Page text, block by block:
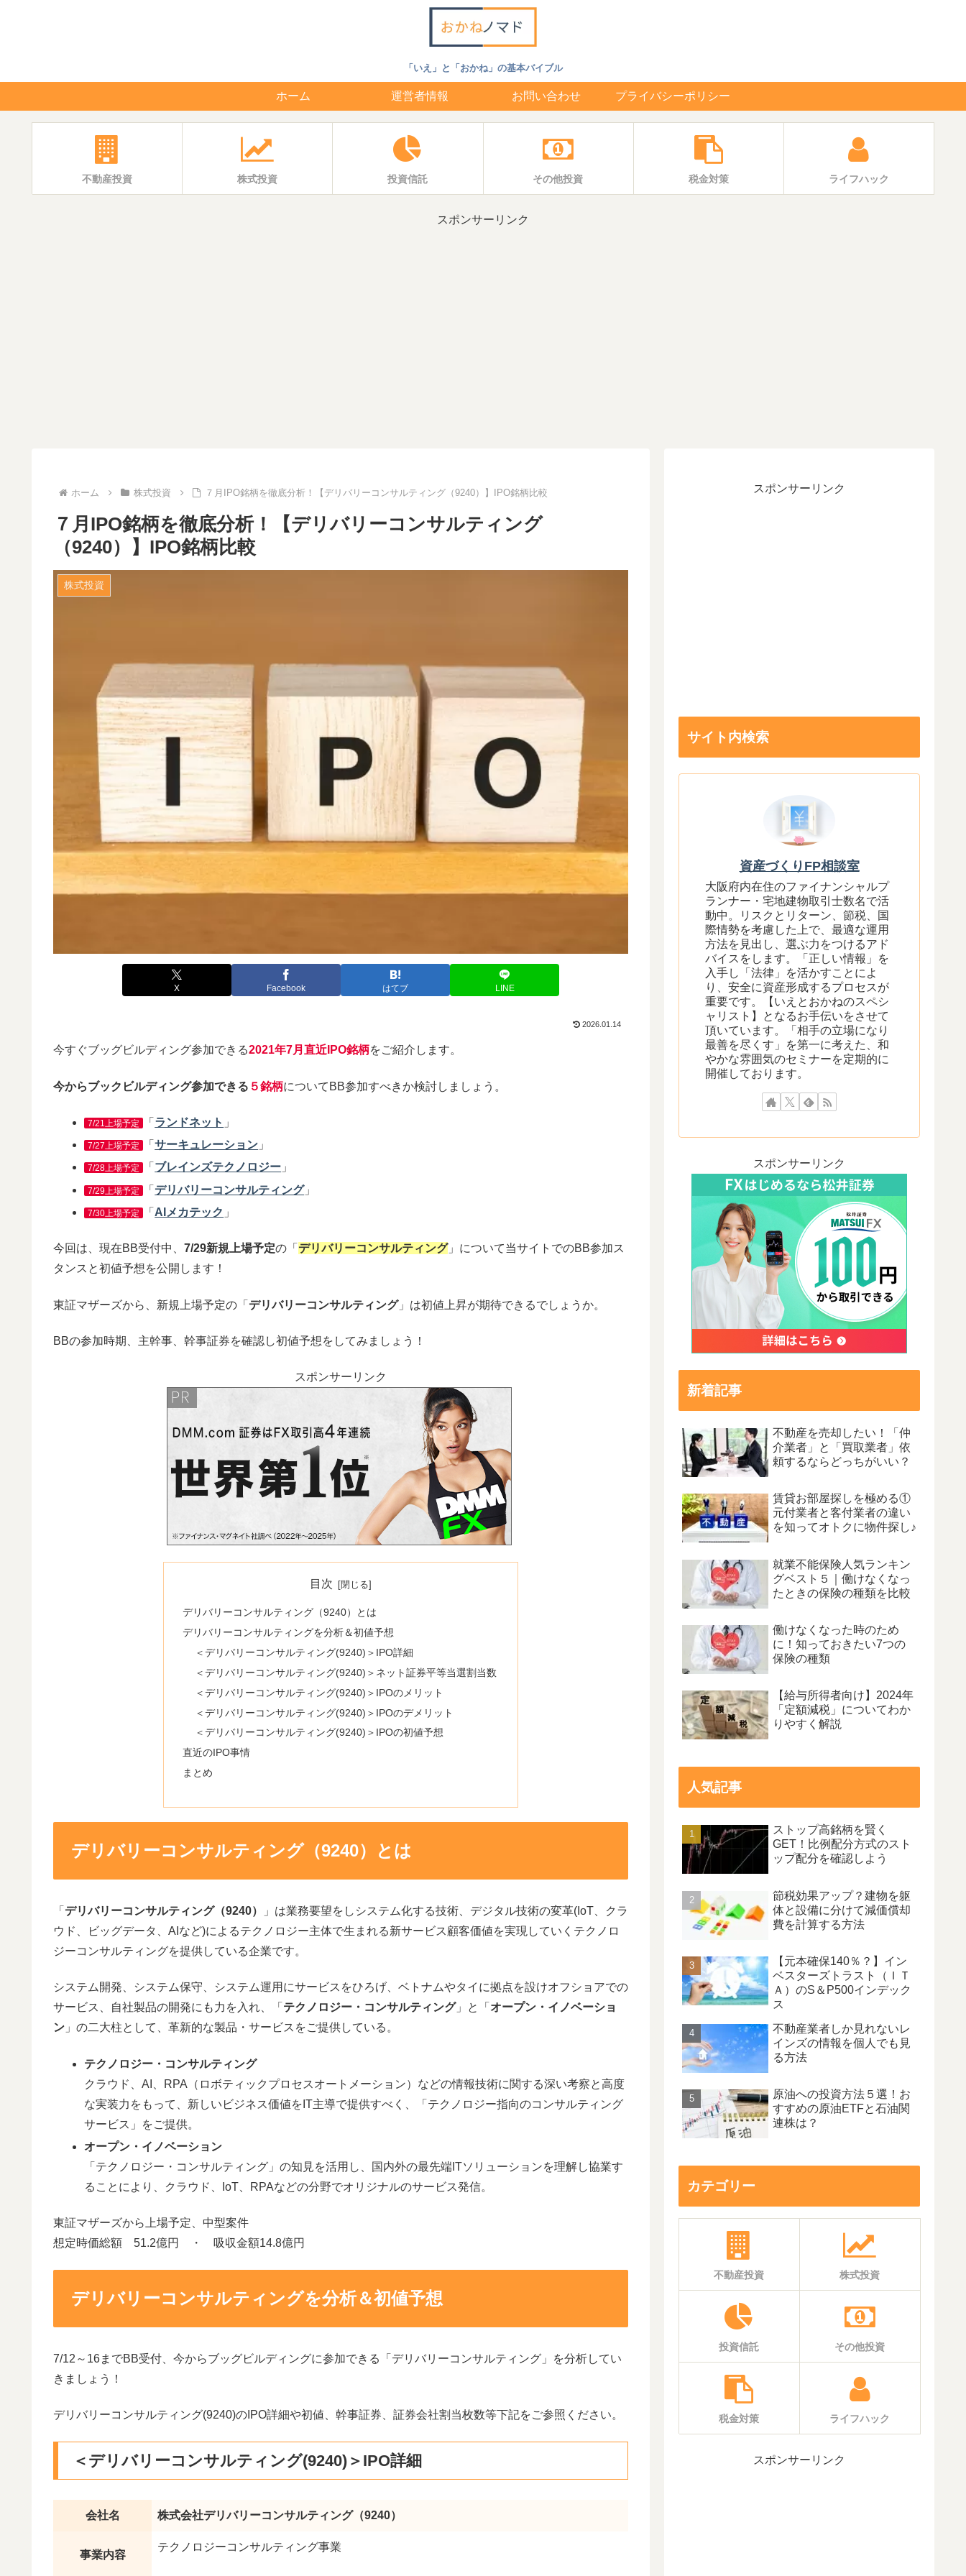
「いえ」と「おかね」の基本バイブル
ホーム 運営者情報 お問い合わせ プライバシーポリシー
不動産投資 株式投資 投資信託 その他投資 税金対策 ライフハック
スポンサーリンク
ホーム 株式投資 ７月IPO銘柄を徹底分析！【デリバリーコンサルティング（9240）】IPO銘柄比較
７月IPO銘柄を徹底分析！【デリバリーコンサルティング
（9240）】IPO銘柄比較
株式投資
X Facebook はてブ LINE
2026.01.14
今すぐブッグビルディング参加できる2021年7月直近IPO銘柄をご紹介します。
今からブックビルディング参加できる ５銘柄についてBB参加すべきか検討しましょう。
7/21上場予定 「 ランドネット 」
7/27上場予定 「サーキュレーション 」
7/28上場予定 「 ブレインズテクノロジー 」
7/29上場予定 「 デリバリーコンサルティング」
7/30上場予定 「 AIメカテック 」
今回は、現在BB受付中、 7/29新規上場予定の「 デリバリーコンサルティング」について当サイトでのBB参加ス
タンスと初値予想を公開します！
東証マザーズから、新規上場予定の「 デリバリーコンサルティング」は初値上昇が期待できるでしょうか。
BBの参加時期、主幹事、幹事証券を確認し初値予想をしてみましょう！
スポンサーリンク
目次
デリバリーコンサルティング（9240）とは
デリバリーコンサルティングを分析＆初値予想
＜デリバリーコンサルティング(9240)＞IPO詳細
＜デリバリーコンサルティング(9240)＞ネット証券平等当選割当数
＜デリバリーコンサルティング(9240)＞IPOのメリット
＜デリバリーコンサルティング(9240)＞IPOのデメリット
＜デリバリーコンサルティング(9240)＞IPOの初値予想
直近のIPO事情
まとめ
デリバリーコンサルティング（9240）とは
「 デリバリーコンサルティング（9240）
」は業務要望をしシステム化する技術、デジタル技術の変革(IoT、クラ
ウド、ビッグデータ、AIなど)によるテクノロジー主体で生まれる新サービス顧客価値を実現していくテクノロ
ジーコンサルティングを提供している企業です。
システム開発、システム保守、システム運用にサービスをひろげ、ベトナムやタイに拠点を設けオフショアでの
サービス、自社製品の開発にも力を入れ、「 テクノロジー・コンサルティング」と「 オープン・イノベーショ
ン 」の二大柱として、革新的な製品・サービスをご提供している。
テクノロジー・コンサルティング
クラウド、AI、RPA（ロボティックプロセスオートメーション）などの情報技術に関する深い考察と高度
な実装力をもって、新しいビジネス価値をIT主導で提供すべく、「テクノロジー指向のコンサルティング
サービス」をご提供。
オープン・イノベーション
「テクノロジー・コンサルティング」の知見を活用し、国内外の最先端ITソリューションを理解し協業す
ることにより、クラウド、IoT、RPAなどの分野でオリジナルのサービス発信。
東証マザーズから上場予定、中型案件
想定時価総額 51.2億円 ・ 吸収金額14.8億円
デリバリーコンサルティングを分析＆初値予想
7/12～16までBB受付、今からブッグビルディングに参加できる「デリバリーコンサルティング」を分析してい
きましょう！
デリバリーコンサルティング(9240)のIPO詳細や初値、幹事証券、証券会社割当枚数等下記をご参照ください。
＜デリバリーコンサルティング(9240)＞IPO詳細
会社名 株式会社デリバリーコンサルティング（9240）
事業内容
テクノロジーコンサルティング事業
スポンサーリンク
サイト内検索
資産づくりFP相談室
大阪府内在住のファイナンシャルプ
ランナー・宅地建物取引士数名で活
動中。リスクとリターン、節税、国
際情勢を考慮した上で、最適な運用
方法を見出し、選ぶ力をつけるアド
バイスをします。「正しい情報」を
入手し「法律」を活かすことによ
り、安全に資産形成するプロセスが
重要です。【いえとおかねのスペシ
ャリスト】となるお手伝いをさせて
頂いています。「相手の立場になり
最善を尽くす」を第一に考えた、和
やかな雰囲気のセミナーを定期的に
開催しております。
スポンサーリンク
新着記事
不動産を売却したい！「仲
介業者」と「買取業者」依
頼するならどっちがいい？
賃貸お部屋探しを極める①
元付業者と客付業者の違い
を知ってオトクに物件探し♪
就業不能保険人気ランキン
グベスト５｜働けなくなっ
たときの保険の種類を比較
働けなくなった時のため
に！知っておきたい7つの
保険の種類
【給与所得者向け】2024年
「定額減税」についてわか
りやすく解説
人気記事
ストップ高銘柄を賢く
GET！比例配分方式のスト
ップ配分を確認しよう
節税効果アップ？建物を躯
体と設備に分けて減価償却
費を計算する方法
【元本確保140％？】イン
ベスターズトラスト（ＩＴ
Ａ）のS＆P500インデック
ス
不動産業者しか見れないレ
インズの情報を個人でも見
る方法
原油への投資方法５選！お
すすめの原油ETFと石油関
連株は？
カテゴリー
不動産投資 株式投資
投資信託 その他投資
税金対策 ライフハック
スポンサーリンク